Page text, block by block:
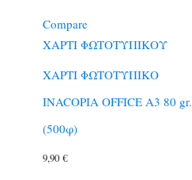
Compare
ΧΑΡΤΙ ΦΩΤΟΤΥΠΙΚΟΥ
ΧΑΡΤΙ ΦΩΤΟΤΥΠΙΚΟ
INACOPIA OFFICE Α3 80 gr.
(500φ)
9,90 €